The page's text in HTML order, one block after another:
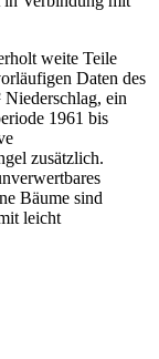
weite Teile
Daten des
ein
1961 bis
zusätzlich.
Bäume sind
leicht